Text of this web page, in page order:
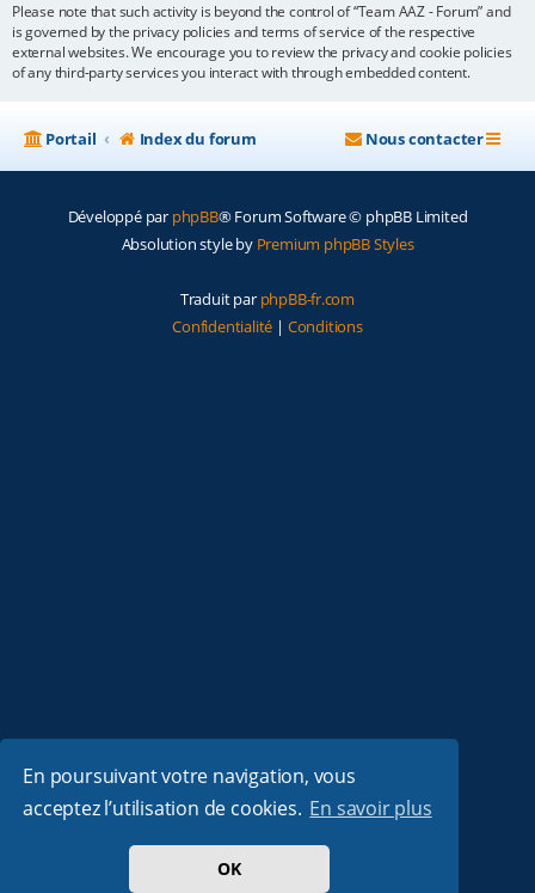
En poursuivant votre navigation, vous
acceptez l’utilisation de cookies. En savoir plus
OK
Please note that such activity is beyond the control of “Team AAZ - Forum” and
is governed by the privacy policies and terms of service of the respective
external websites. We encourage you to review the privacy and cookie policies
of any third-party services you interact with through embedded content.
Portail Index du forum Nous contacter
Développé par phpBB® Forum Software © phpBB Limited
Absolution style by Premium phpBB Styles
Traduit par phpBB-fr.com
Confidentialité | Conditions